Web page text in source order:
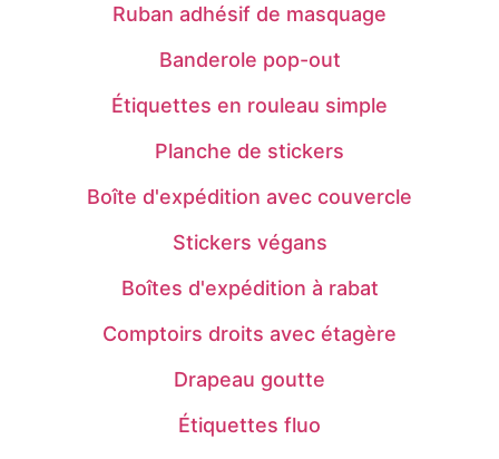
Ruban adhésif de masquage
Banderole pop-out
Étiquettes en rouleau simple
Planche de stickers
Boîte d'expédition avec couvercle
Stickers végans
Boîtes d'expédition à rabat
Comptoirs droits avec étagère
Drapeau goutte
Étiquettes fluo